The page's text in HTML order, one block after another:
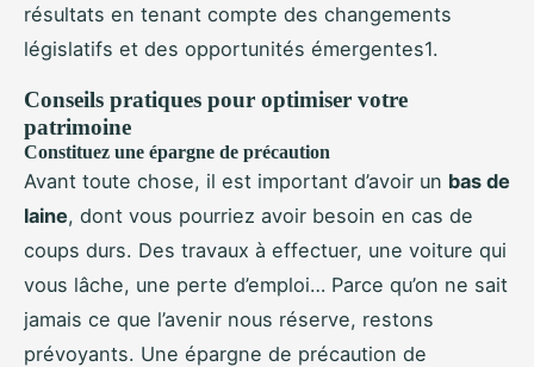
résultats en tenant compte des changements
législatifs et des opportunités émergentes1.
Conseils pratiques pour optimiser votre
patrimoine
Constituez une épargne de précaution
Avant toute chose, il est important d’avoir un bas de
laine, dont vous pourriez avoir besoin en cas de
coups durs. Des travaux à effectuer, une voiture qui
vous lâche, une perte d’emploi… Parce qu’on ne sait
jamais ce que l’avenir nous réserve, restons
prévoyants. Une épargne de précaution de